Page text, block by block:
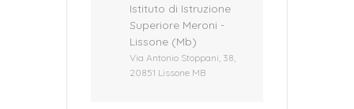
Istituto di Istruzione
Superiore Meroni -
Lissone (Mb)
Via Antonio Stoppani, 38,
20851 Lissone MB